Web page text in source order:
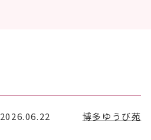
2026.06.22 博多ゆうび苑